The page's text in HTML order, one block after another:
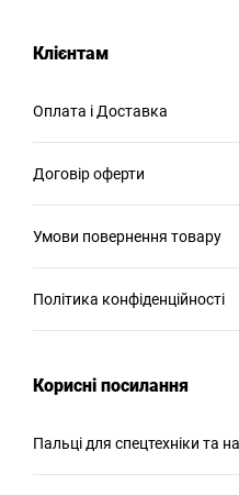
Клієнтам
Оплата і Доставка
Договір оферти
Умови повернення товару
Політика конфіденційності
Корисні посилання
Пальці для спецтехніки та